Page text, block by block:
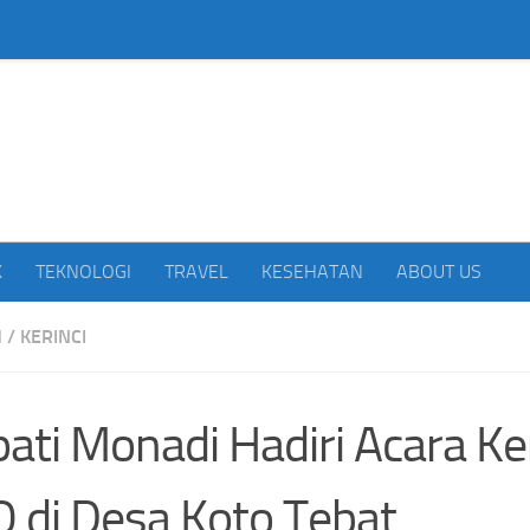
TEKNOLOGI TRAVEL KESEHATAN ABOUT US
/ KERINCI
Monadi Hadiri Acara
di Desa Koto Tebat